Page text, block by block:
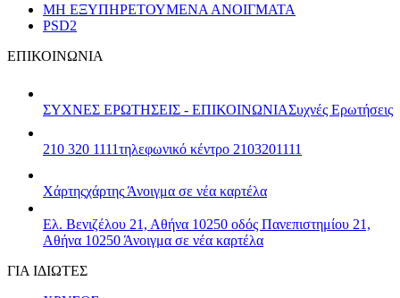
ΜΗ ΕΞΥΠΗΡΕΤΟΥΜΕΝΑ ΑΝΟΙΓΜΑΤΑ
PSD2
ΕΠΙΚΟΙΝΩΝΙΑ
ΣΥΧΝΕΣ ΕΡΩΤΗΣΕΙΣ - ΕΠΙΚΟΙΝΩΝΙΑΣυχνές Ερωτήσεις
210 320 1111τηλεφωνικό κέντρο 2103201111
Χάρτηςχάρτης Άνοιγμα σε νέα καρτέλα
Ελ. Βενιζέλου 21, Αθήνα 10250 οδός Πανεπιστημίου 21,
Αθήνα 10250 Άνοιγμα σε νέα καρτέλα
ΓΙΑ ΙΔΙΩΤΕΣ